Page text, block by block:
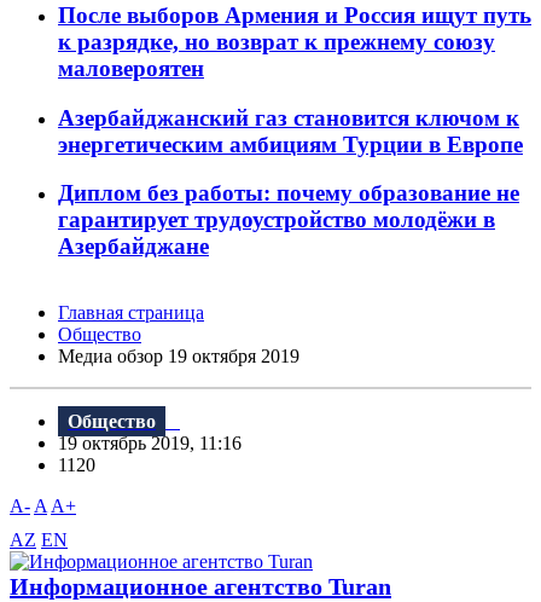
После выборов Армения и Россия ищут путь
к разрядке, но возврат к прежнему союзу
маловероятен
Азербайджанский газ становится ключом к
энергетическим амбициям Турции в Европе
Диплом без работы: почему образование не
гарантирует трудоустройство молодёжи в
Азербайджане
Главная страница
Общество
Meдиа обзор 19 октября 2019
Общество
19 октябрь 2019, 11:16
1120
A- A A+
AZ EN
Информационное агентство Turan